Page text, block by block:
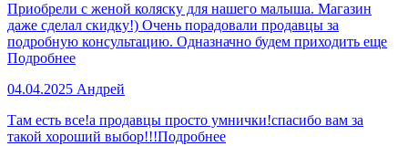
Приобрели с женой коляску для нашего малыша. Магазин
даже сделал скидку!) Очень порадовали продавцы за
подробную консультацию. Одназначно будем приходить еще
Подробнее
04.04.2025 Андрей
Там есть все!а продавцы просто умнички!спасибо вам за
такой хороший выбор!!!Подробнее